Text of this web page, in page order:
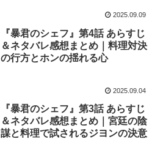
2025.09.09
『暴君のシェフ』第4話 あらすじ
＆ネタバレ感想まとめ｜料理対決
の行方とホンの揺れる心
2025.09.04
『暴君のシェフ』第3話 あらすじ
＆ネタバレ感想まとめ｜宮廷の陰
謀と料理で試されるジヨンの決意